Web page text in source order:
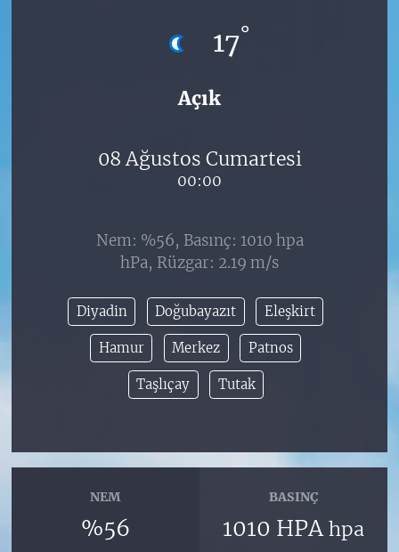
17°
Açık
08 Ağustos Cumartesi
00:00
Nem: %56, Basınç: 1010 hpa
hPa, Rüzgar: 2.19 m/s
Diyadin Doğubayazıt Eleşkirt
Hamur Merkez Patnos
Taşlıçay Tutak
NEM
%56
BASINÇ
1010 HPAhpa